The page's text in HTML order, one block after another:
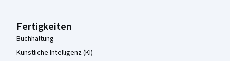
Fertigkeiten
Buchhaltung
Künstliche Intelligenz (KI)